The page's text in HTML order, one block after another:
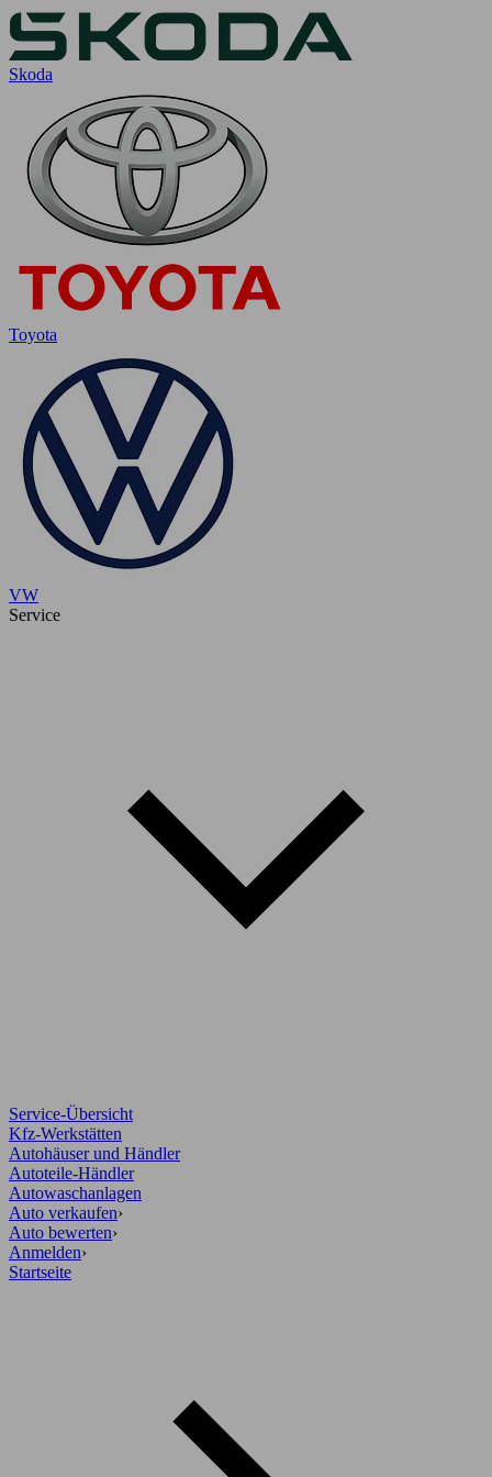
Skoda
Toyota
VW
Service
Service-Übersicht
Kfz-Werkstätten
Autohäuser und Händler
Autoteile-Händler
Autowaschanlagen
Auto verkaufen›
Auto bewerten›
Anmelden›
Startseite